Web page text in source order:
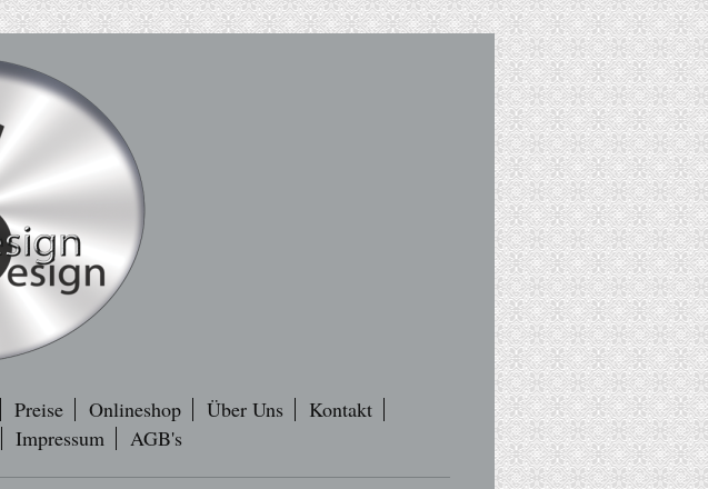
Preise Onlineshop Über Uns
Kontakt
Impressum AGB's